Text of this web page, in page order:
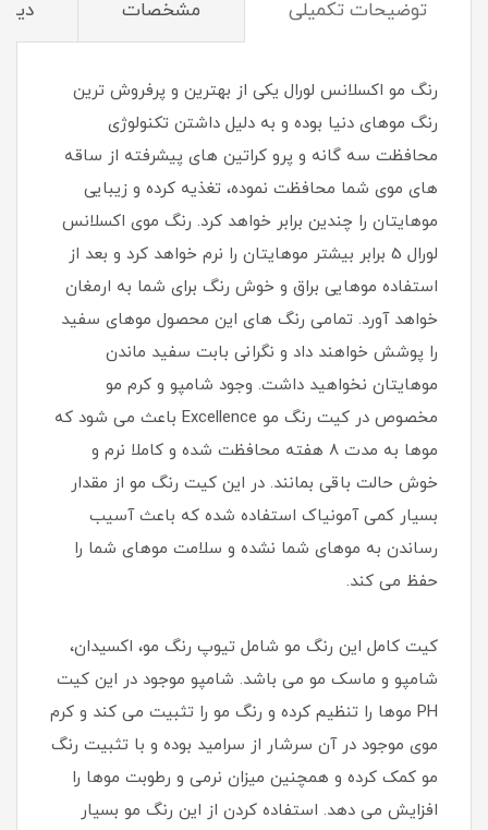
توضیحات تکمیلی مشخصات
رنگ مو اکسلانس لورال یکی از بهترین و پرفروش ترین
رنگ موهای دنیا بوده و به دلیل داشتن تکنولوژی
محافظت سه گانه و پرو کراتین های پیشرفته از ساقه
های موی شما محافظت نموده، تغذیه کرده و زیبایی
موهایتان را چندین برابر خواهد کرد. رنگ موی اکسلانس
لورال 5 برابر بیشتر موهایتان را نرم خواهد کرد و بعد از
استفاده موهایی براق و خوش رنگ برای شما به ارمغان
خواهد آورد. تمامی رنگ های این محصول موهای سفید
را پوشش خواهند داد و نگرانی بابت سفید ماندن
موهایتان نخواهید داشت. وجود شامپو و کرم مو
مخصوص در کیت رنگ مو Excellence باعث می شود که
موها به مدت ۸ هفته محافظت شده و کاملا نرم و
خوش حالت باقی بمانند. در این کیت رنگ مو از مقدار
بسیار کمی آمونیاک استفاده شده که باعث آسیب
رساندن به موهای شما نشده و سلامت موهای شما را
حفظ می کند.
کیت کامل این رنگ مو شامل تیوپ رنگ مو، اکسیدان،
شامپو و ماسک مو می باشد. شامپو موجود در این کیت
PH موها را تنظیم کرده و رنگ مو را تثبیت می کند و کرم
موی موجود در آن سرشار از سرامید بوده و با تثبیت رنگ
مو کمک کرده و همچنین میزان نرمی و رطوبت موها را
افزایش می دهد. استفاده کردن از این رنگ مو بسیار